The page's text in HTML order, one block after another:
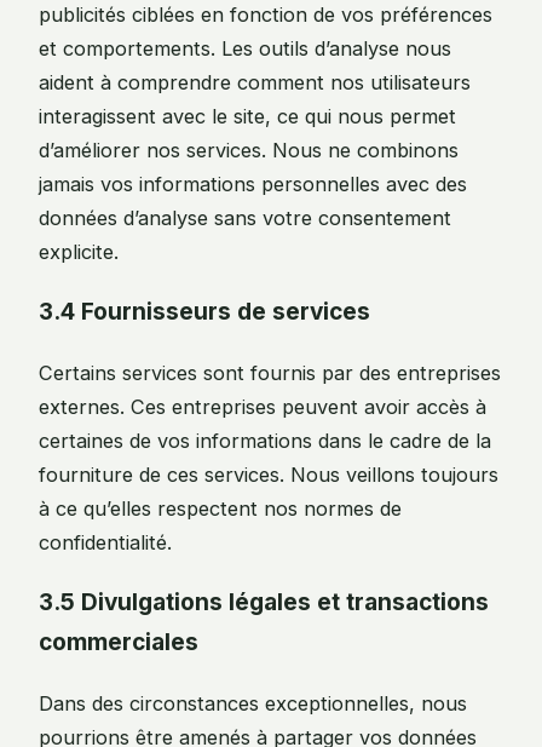
publicités ciblées en fonction de vos préférences
et comportements. Les outils d’analyse nous
aident à comprendre comment nos utilisateurs
interagissent avec le site, ce qui nous permet
d’améliorer nos services. Nous ne combinons
jamais vos informations personnelles avec des
données d’analyse sans votre consentement
explicite.
3.4 Fournisseurs de services
Certains services sont fournis par des entreprises
externes. Ces entreprises peuvent avoir accès à
certaines de vos informations dans le cadre de la
fourniture de ces services. Nous veillons toujours
à ce qu’elles respectent nos normes de
confidentialité.
3.5 Divulgations légales et transactions
commerciales
Dans des circonstances exceptionnelles, nous
pourrions être amenés à partager vos données